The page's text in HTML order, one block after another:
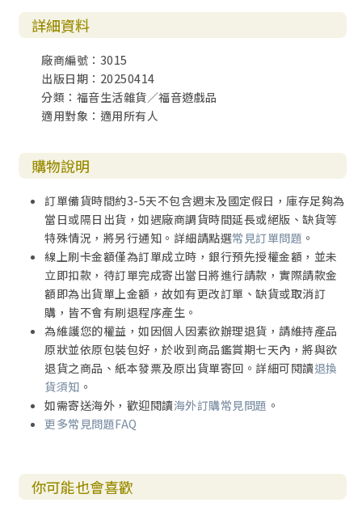
詳細資料
廠商編號：3015
出版日期：20250414
分類：福音生活雜貨／福音遊戲品
適用對象：適用所有人
購物說明
訂單備貨時間約3-5天不包含週末及國定假日，庫存足夠為
當日或隔日出貨，如遇廠商調貨時間延長或絕版、缺貨等
特殊情況，將另行通知。詳細請點選常見訂單問題 。
線上刷卡金額僅為訂單成立時，銀行預先授權金額，並未
立即扣款，待訂單完成寄出當日將進行請款，實際請款金
額即為出貨單上金額，故如有更改訂單、缺貨或取消訂
購，皆不會有刷退程序產生。
為維護您的權益，如因個人因素欲辦理退貨，請維持產品
原狀並依原包裝包好，於收到商品鑑賞期七天內，將與欲
退貨之商品、紙本發票及原出貨單寄回。詳細可閱讀退換
貨須知 。
如需寄送海外，歡迎閱讀海外訂購常見問題 。
更多常見問題FAQ
你可能也會喜歡